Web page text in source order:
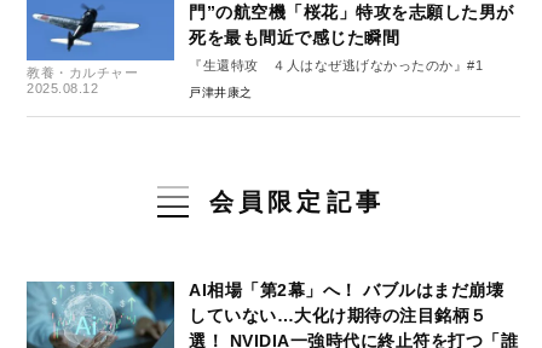
教養・カルチャー
2025.08.12
門”の航空機「桜花」特攻を志願した男が
死を最も間近で感じた瞬間
『生還特攻 ４人はなぜ逃げなかったのか』#1
戸津井康之
会員限定記事
AI相場「第2幕」へ！ バブルはまだ崩壊
していない…大化け期待の注目銘柄５
選！ NVIDIA一強時代に終止符を打つ「誰